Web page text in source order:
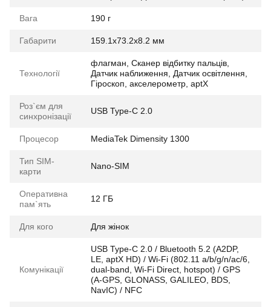
Вага 190 г
Габарити 159.1x73.2x8.2 мм
Технології
флагман, Сканер відбитку пальців,
Датчик наближення, Датчик освітлення,
Гіроскоп, акселерометр, aptX
Роз`єм для
синхронізації
USB Type-C 2.0
Процесор MediaTek Dimensity 1300
Тип SIM-
карти
Nano-SIM
Оперативна
пам`ять
12 ГБ
Для кого Для жінок
Комунікації
USB Type-C 2.0 / Bluetooth 5.2 (A2DP,
LE, aptX HD) / Wi-Fi (802.11 a/b/g/n/ac/6,
dual-band, Wi-Fi Direct, hotspot) / GPS
(A-GPS, GLONASS, GALILEO, BDS,
NavIC) / NFC